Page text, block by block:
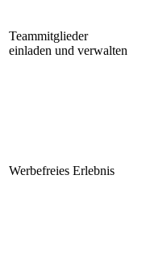
Teammitglieder
einladen und verwalten
Werbefreies Erlebnis